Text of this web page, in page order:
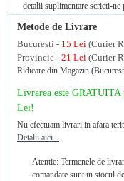
Metode de Livrare
Bucuresti - 15 Lei (Curier
Provincie - 21 Lei (Curier
Ridicare din Magazin
Livrarea este
Lei!
Nu efectuam livrari in afara
Detalii aici...
Atentie: Termenele de
comandate sunt in stocul
detalii suplimentare scrieti-ne